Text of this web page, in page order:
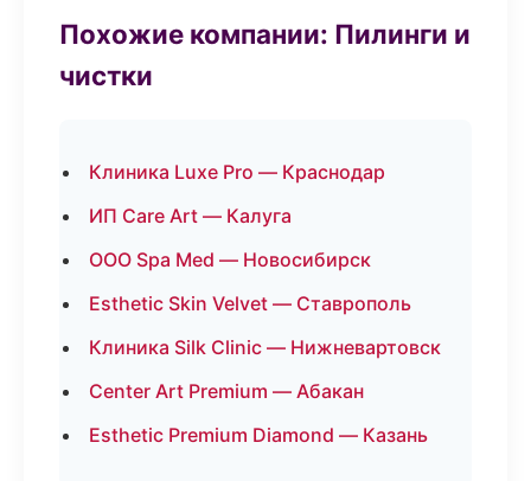
Похожие компании: Пилинги и
чистки
Клиника Luxe Pro — Краснодар
ИП Care Art — Калуга
ООО Spa Med — Новосибирск
Esthetic Skin Velvet — Ставрополь
Клиника Silk Clinic — Нижневартовск
Center Art Premium — Абакан
Esthetic Premium Diamond — Казань